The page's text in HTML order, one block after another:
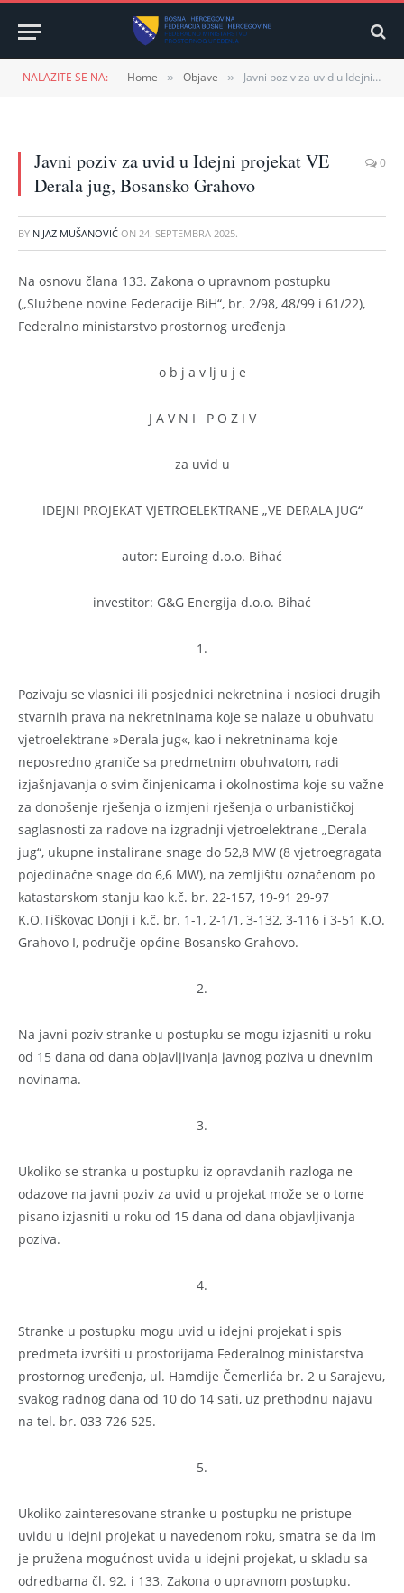
NALAZITE SE NA: Home » Objave » Javni poziv za uvid u Idejni projekat VE Derala jug, Bosansko Grahovo
Javni poziv za uvid u Idejni projekat VE
Derala jug, Bosansko Grahovo
0
BY NIJAZ MUŠANOVIĆ ON 24. SEPTEMBRA 2025.
Na osnovu člana 133. Zakona o upravnom postupku
(„Službene novine Federacije BiH“, br. 2/98, 48/99 i 61/22),
Federalno ministarstvo prostornog uređenja
o b j a v lj u j e
J A V N I P O Z I V
za uvid u
IDEJNI PROJEKAT VJETROELEKTRANE „VE DERALA JUG“
autor: Euroing d.o.o. Bihać
investitor: G&G Energija d.o.o. Bihać
1.
Pozivaju se vlasnici ili posjednici nekretnina i nosioci drugih
stvarnih prava na nekretninama koje se nalaze u obuhvatu
vjetroelektrane »Derala jug«, kao i nekretninama koje
neposredno graniče sa predmetnim obuhvatom, radi
izjašnjavanja o svim činjenicama i okolnostima koje su važne
za donošenje rješenja o izmjeni rješenja o urbanističkoj
saglasnosti za radove na izgradnji vjetroelektrane „Derala
jug“, ukupne instalirane snage do 52,8 MW (8 vjetroegragata
pojedinačne snage do 6,6 MW), na zemljištu označenom po
katastarskom stanju kao k.č. br. 22-157, 19-91 29-97
K.O.Tiškovac Donji i k.č. br. 1-1, 2-1/1, 3-132, 3-116 i 3-51 K.O.
Grahovo I, područje općine Bosansko Grahovo.
2.
Na javni poziv stranke u postupku se mogu izjasniti u roku
od 15 dana od dana objavljivanja javnog poziva u dnevnim
novinama.
3.
Ukoliko se stranka u postupku iz opravdanih razloga ne
odazove na javni poziv za uvid u projekat može se o tome
pisano izjasniti u roku od 15 dana od dana objavljivanja
poziva.
4.
Stranke u postupku mogu uvid u idejni projekat i spis
predmeta izvršiti u prostorijama Federalnog ministarstva
prostornog uređenja, ul. Hamdije Čemerlića br. 2 u Sarajevu,
svakog radnog dana od 10 do 14 sati, uz prethodnu najavu
na tel. br. 033 726 525.
5.
Ukoliko zainteresovane stranke u postupku ne pristupe
uvidu u idejni projekat u navedenom roku, smatra se da im
je pružena mogućnost uvida u idejni projekat, u skladu sa
odredbama čl. 92. i 133. Zakona o upravnom postupku.